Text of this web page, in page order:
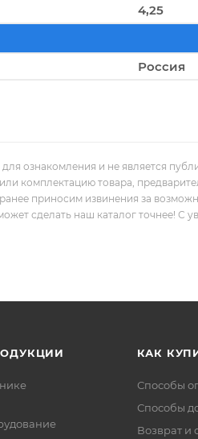
4,25
Россия
ознакомления и не является
комплектацию товара,
приносим извинения за
сделать наш каталог точнее! С
КАК
Способы
Способы
Возврат и